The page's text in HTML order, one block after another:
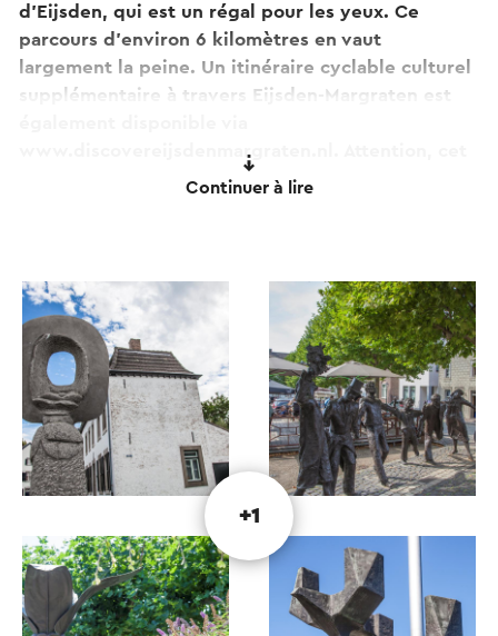
d'Eijsden, qui est un régal pour les yeux. Ce
parcours d'environ 6 kilomètres en vaut
largement la peine. Un itinéraire cyclable culturel
supplémentaire à travers Eijsden-Margraten est
www.discovereijsdenmargraten.nl. Attention, cet
itinéraire n'est pas balisé.Continuer à lire
+1